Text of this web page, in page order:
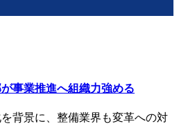
が事業推進へ組織力強める
背景に、整備業界も変革への対